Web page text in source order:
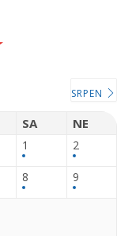
SRPEN
SA NE
1 2
8 9